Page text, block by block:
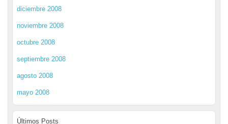
diciembre 2008
noviembre 2008
octubre 2008
septiembre 2008
agosto 2008
mayo 2008
Últimos Posts